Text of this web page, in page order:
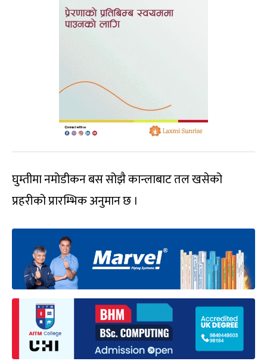
घुम्तीमा नमोडीकन बस सोझै कान्लाबाट तल खसेको
प्रहरीको प्रारम्भिक अनुमान छ ।